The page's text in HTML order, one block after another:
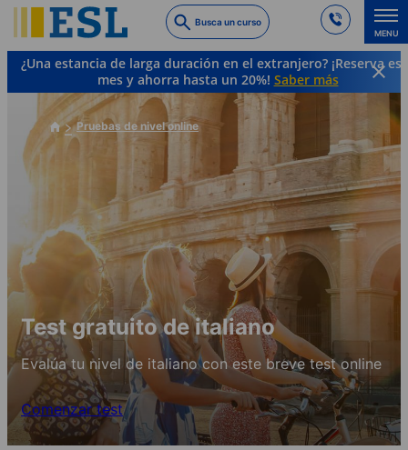
to
main
content
Busca un curso
MENU
¿Una estancia de larga duración en el extranjero? ¡Reserva
mes y ahorra hasta un 20%! Saber más
Pruebas de nivel online
Test gratuito de italiano
Evalúa tu nivel de italiano con este breve test online
Comenzar test